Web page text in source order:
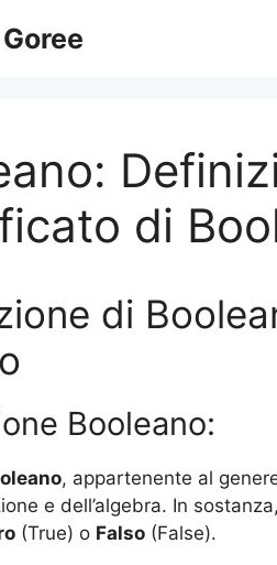
di
di
Booleano:
, appartenente al
e dell’algebra. In
(True) o Falso (False).